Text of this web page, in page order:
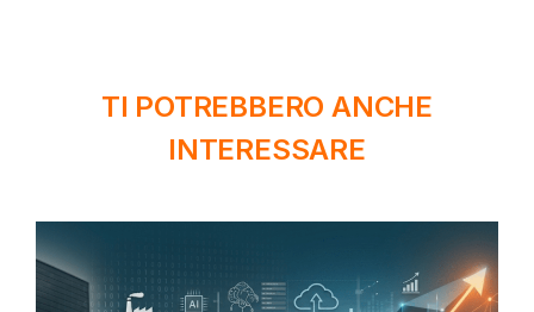
TI POTREBBERO ANCHE
INTERESSARE